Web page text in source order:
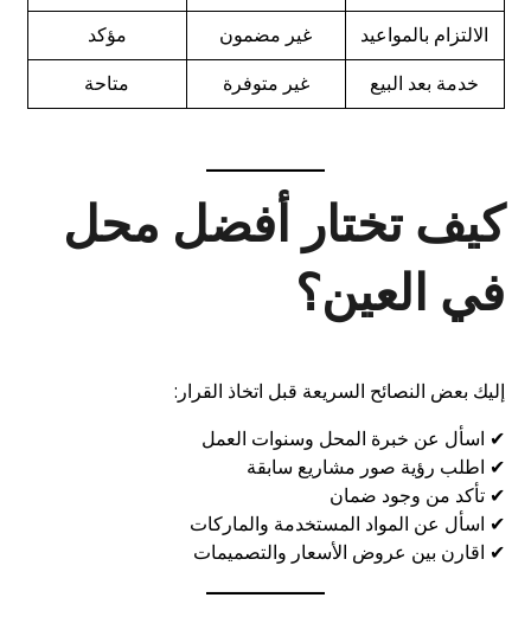
الالتزام بالمواعيد غير مضمون مؤكد
خدمة بعد البيع غير متوفرة متاحة
كيف تختار أفضل محل
في العين؟
إليك بعض النصائح السريعة قبل اتخاذ القرار:
✔ اسأل عن خبرة المحل وسنوات العمل
✔ اطلب رؤية صور مشاريع سابقة
✔ تأكد من وجود ضمان
✔ اسأل عن المواد المستخدمة والماركات
✔ اقارن بين عروض الأسعار والتصميمات